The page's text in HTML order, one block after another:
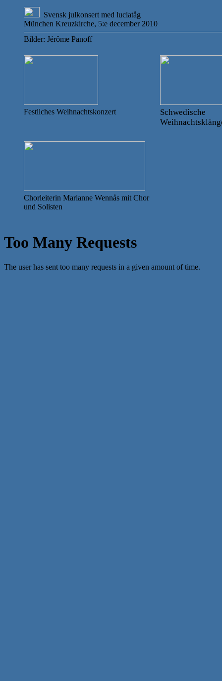
Svensk julkonsert med luciatåg
München Kreuzkirche, 5:e december 2010
Bilder: Jérôme Panoff
Festliches Weihnachtskonzert
Schwedische
Chorleiterin Marianne Wennås mit Chor
und Solisten